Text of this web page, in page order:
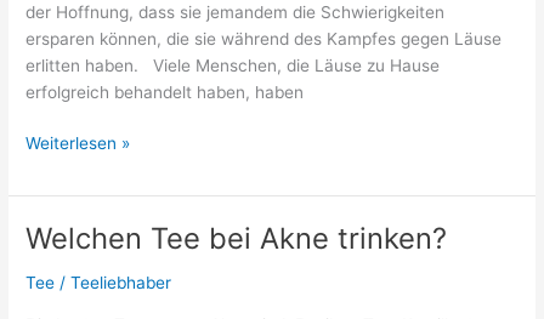
der Hoffnung, dass sie jemandem die Schwierigkeiten
ersparen können, die sie während des Kampfes gegen Läuse
erlitten haben. Viele Menschen, die Läuse zu Hause
erfolgreich behandelt haben, haben
Hausmittel
Läuse:
So
loswerden!
Weiterlesen »
Welchen Tee bei Akne trinken?
Tee /Teeliebhaber